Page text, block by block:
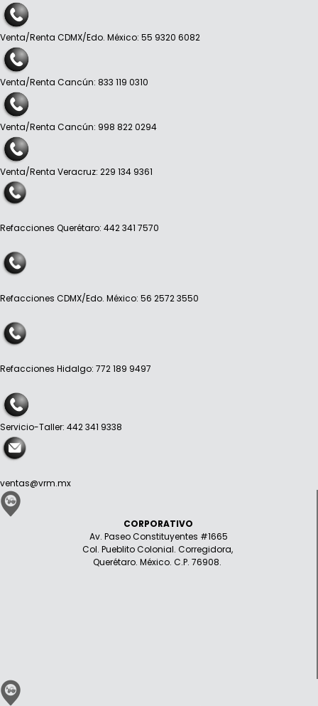
Venta/Renta CDMX/Edo. México: 55 9320 6082
Venta/Renta Cancún: 833 119 0310
Venta/Renta Cancún: 998 822 0294
Venta/Renta Veracruz: 229 134 9361
Refacciones Querétaro: 442 341 7570
Refacciones CDMX/Edo. México: 56 2572 3550
Refacciones Hidalgo: 772 189 9497
Servicio-Taller: 442 341 9338
ventas@vrm.mx
CORPORATIVO
Av. Paseo Constituyentes #1665
Col. Pueblito Colonial. Corregidora,
Querétaro. México. C.P. 76908.